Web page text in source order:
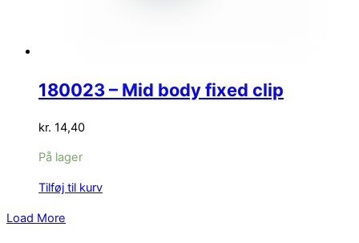
180023 – Mid body fixed clip
kr. 14,40
På lager
Tilføj til kurv
Load More